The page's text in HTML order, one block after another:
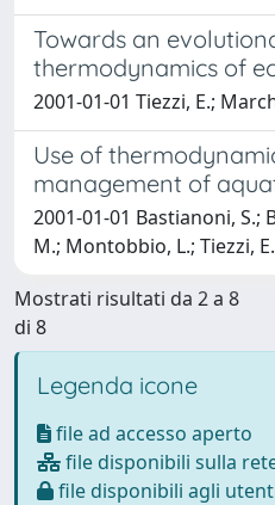
Towards an
thermodynamics of
2001-01-01 Tiezzi, E.;
Use of
management of
2001-01-01 Bastianoni, S.;
M.; Montobbio, L.; Tiezzi, E.
Mostrati risultati da 2 a 8
di 8
Legenda icone
file ad accesso aperto
file disponibili sulla
file disponibili agli